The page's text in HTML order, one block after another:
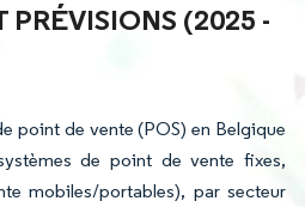
PRÉVISIONS (2025 -
point de vente (POS) en Belgique
de point de vente fixes,
mobiles/portables), par secteur